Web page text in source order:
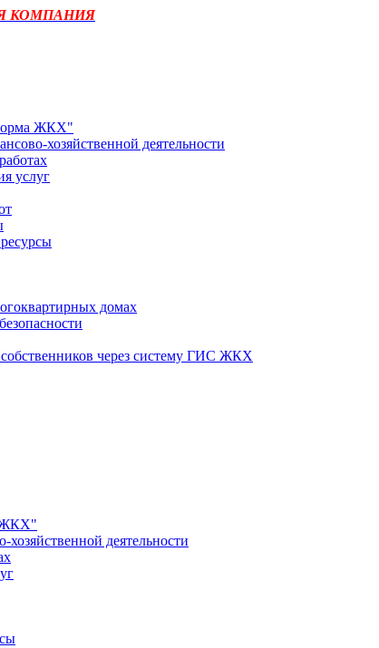
КОМПАНИЯ
ЖКХ"
хозяйственной деятельности
услуг
домах
через систему ГИС ЖКХ
ЖКХ"
деятельности